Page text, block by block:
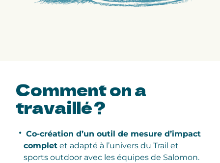
Commenton a
travaillé ?
Co-création d’un outil de mesure d’impact
complet et adapté à l’univers du Trail et
sports outdoor avec les équipes de Salomon.